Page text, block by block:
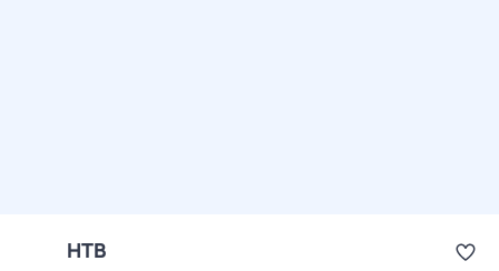
НТВ